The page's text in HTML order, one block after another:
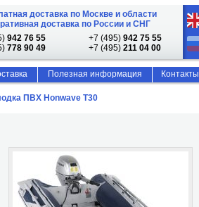
ПВХ Honwave T30
доставка по Москве и области
доставка по России и СНГ
942 76 55 +7 (495) 942 75 55
778 90 49 +7 (495) 211 04 00
Полезная информация Контакты